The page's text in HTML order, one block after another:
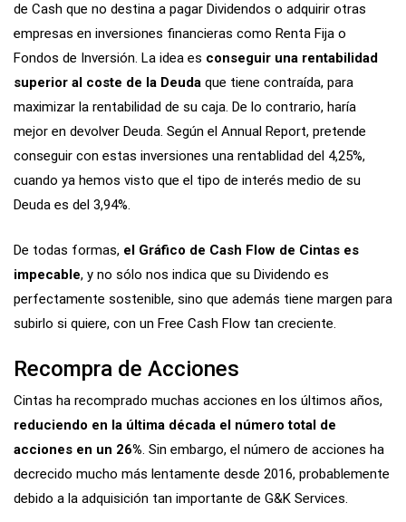
de Cash que no destina a pagar Dividendos o adquirir otras
empresas en inversiones financieras como Renta Fija o
Fondos de Inversión. La idea es conseguir una rentabilidad
superior al coste de la Deuda que tiene contraída, para
maximizar la rentabilidad de su caja. De lo contrario, haría
mejor en devolver Deuda. Según el Annual Report, pretende
conseguir con estas inversiones una rentablidad del 4,25%,
cuando ya hemos visto que el tipo de interés medio de su
Deuda es del 3,94%.
De todas formas, el Gráfico de Cash Flow de Cintas es
impecable, y no sólo nos indica que su Dividendo es
perfectamente sostenible, sino que además tiene margen para
subirlo si quiere, con un Free Cash Flow tan creciente.
Recompra de Acciones
Cintas ha recomprado muchas acciones en los últimos años,
reduciendo en la última década el número total de
acciones en un 26%. Sin embargo, el número de acciones ha
decrecido mucho más lentamente desde 2016, probablemente
debido a la adquisición tan importante de G&K Services.